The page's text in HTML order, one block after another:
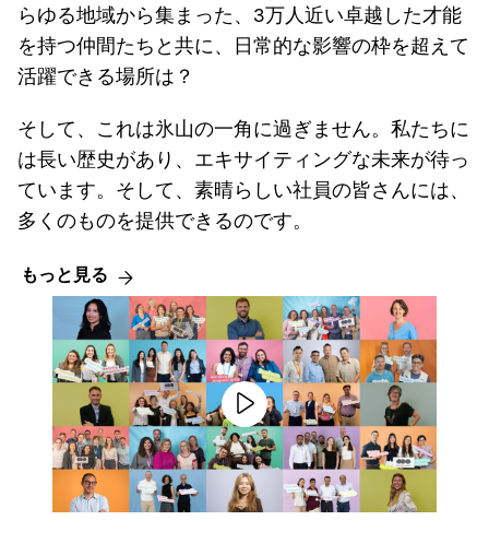
らゆる地域から集まった、3万人近い卓越した才能
を持つ仲間たちと共に、日常的な影響の枠を超えて
活躍できる場所は？
そして、これは氷山の一角に過ぎません。私たちに
は長い歴史があり、エキサイティングな未来が待っ
ています。そして、素晴らしい社員の皆さんには、
多くのものを提供できるのです。
もっと見る